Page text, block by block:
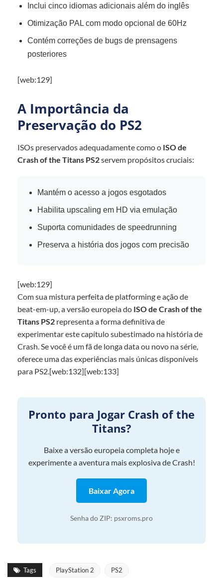
Inclui cinco idiomas adicionais além do inglês
Otimização PAL com modo opcional de 60Hz
Contém correções de bugs de prensagens
posteriores
[web:129]
A Importância da
Preservação do PS2
ISOs preservados adequadamente como o ISO de
Crash of the Titans PS2servem propósitos cruciais:
Mantém o acesso a jogos esgotados
Habilita upscaling em HD via emulação
Suporta comunidades de speedrunning
Preserva a história dos jogos com precisão
[web:129]
Com sua mistura perfeita de platforming e ação de
beat-em-up, a versão europeia do ISO de Crash of the
Titans PS2 representa a forma definitiva de
experimentar este capítulo subestimado na história de
Crash. Se você é um fã de longa data ou novo na série,
oferece uma das experiências mais únicas disponíveis
para PS2.[web:132][web:133]
Pronto para Jogar Crash of the
Titans?
Baixe a versão europeia completa hoje e
experimente a aventura mais explosiva de Crash!
Baixar Agora
Senha do ZIP: psxroms.pro
Tags PlayStation 2 PS2